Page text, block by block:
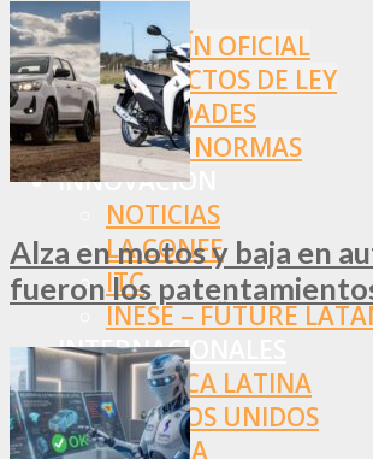
SRT
BOLETÍN OFICIAL
PROYECTOS DE LEY
SOCIEDADES
OTRAS NORMAS
INNOVACIÓN
NOTICIAS
LA CONFE
ITC
INESE – FÜTURE
INTERNACIONALES
AMÉRICA LATINA
ESTADOS UNIDOS
EUROPA
Alza en motos y baja en
fueron los